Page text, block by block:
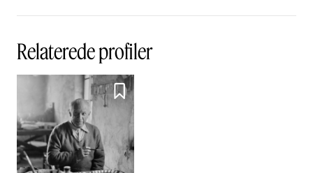
Relaterede profiler
